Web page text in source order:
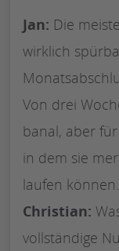
Jan: Die
wirklich
Von drei
banal, aber
in dem sie
laufen können.
Christian:
vollständige